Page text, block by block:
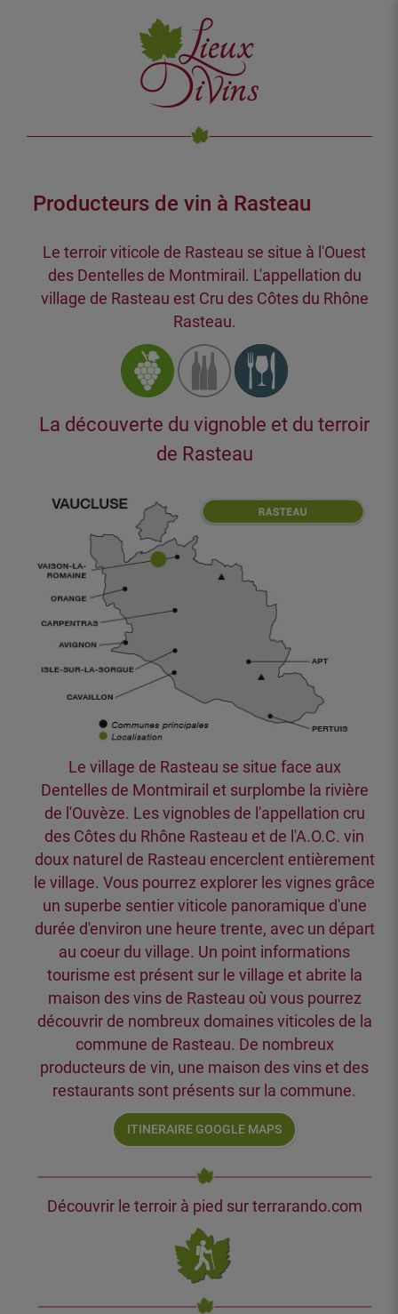
Producteurs de vin à Rasteau
Le terroir viticole de Rasteau se situe à l'Ouest
des Dentelles de Montmirail. L'appellation du
village de Rasteau est Cru des Côtes du Rhône
Rasteau.
La découverte du vignoble et du terroir
de Rasteau
Le village de Rasteau se situe face aux
Dentelles de Montmirail et surplombe la rivière
de l'Ouvèze. Les vignobles de l'appellation cru
des Côtes du Rhône Rasteau et de l'A.O.C. vin
doux naturel de Rasteau encerclent entièrement
le village. Vous pourrez explorer les vignes grâce
un superbe sentier viticole panoramique d'une
durée d'environ une heure trente, avec un départ
au coeur du village. Un point informations
tourisme est présent sur le village et abrite la
maison des vins de Rasteau où vous pourrez
découvrir de nombreux domaines viticoles de la
commune de Rasteau. De nombreux
producteurs de vin, une maison des vins et des
restaurants sont présents sur la commune.
ITINERAIRE GOOGLE MAPS
Découvrir le terroir à pied sur terrarando.com